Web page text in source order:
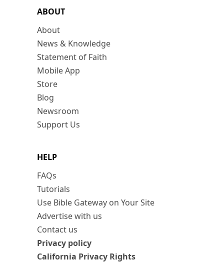
ABOUT
About
News & Knowledge
Statement of Faith
Mobile App
Store
Blog
Newsroom
Support Us
HELP
FAQs
Tutorials
Use Bible Gateway on Your Site
Advertise with us
Contact us
Privacy policy
California Privacy Rights